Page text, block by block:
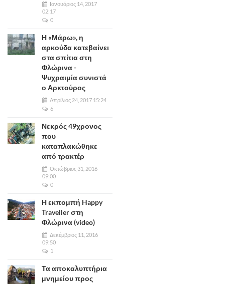
Ιανουάριος 14, 2017
02:17
0
Η «Μάρω», η
αρκούδα κατεβαίνει
στα σπίτια στη
Φλώρινα -
Ψυχραιμία συνιστά
ο Αρκτούρος
Απρίλιος 24, 2017 15:24
6
Νεκρός 49χρονος
που
καταπλακώθηκε
από τρακτέρ
Οκτώβριος 31, 2016
09:00
0
Η εκπομπή Happy
Traveller στη
Φλώρινα (video)
Δεκέμβριος 11, 2016
09:50
1
Τα αποκαλυπτήρια
μνημείου προς